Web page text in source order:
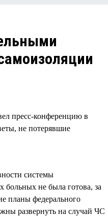
пресс-конференцию в
не потерявшие
системы
больных не была готова, за
планы федерального
развернуть на случай ЧС